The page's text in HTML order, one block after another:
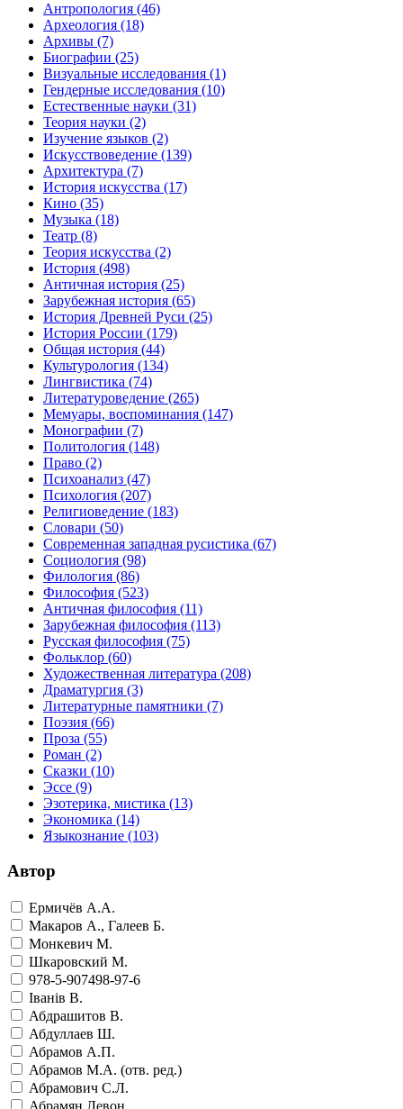
Антропология (46)
Археология (18)
Архивы (7)
Биографии (25)
Визуальные исследования (1)
Гендерные исследования (10)
Естественные науки (31)
Теория науки (2)
Изучение языков (2)
Искусствоведение (139)
Архитектура (7)
История искусства (17)
Кино (35)
Музыка (18)
Театр (8)
Теория искусства (2)
История (498)
Античная история (25)
Зарубежная история (65)
История Древней Руси (25)
История России (179)
Общая история (44)
Культурология (134)
Лингвистика (74)
Литературоведение (265)
Мемуары, воспоминания (147)
Монографии (7)
Политология (148)
Право (2)
Психоанализ (47)
Психология (207)
Религиоведение (183)
Словари (50)
Современная западная русистика (67)
Социология (98)
Филология (86)
Философия (523)
Античная философия (11)
Зарубежная философия (113)
Русская философия (75)
Фольклор (60)
Художественная литература (208)
Драматургия (3)
Литературные памятники (7)
Поэзия (66)
Проза (55)
Роман (2)
Сказки (10)
Эссе (9)
Эзотерика, мистика (13)
Экономика (14)
Языкознание (103)
Автор
Ермичёв А.А.
Макаров А., Галеев Б.
Монкевич М.
Шкаровский М.
978-5-907498-97-6
Iванiв В.
Абдрашитов В.
Абдуллаев Ш.
Абрамов А.П.
Абрамов М.А. (отв. ред.)
Абрамович С.Л.
Абрамян Левон